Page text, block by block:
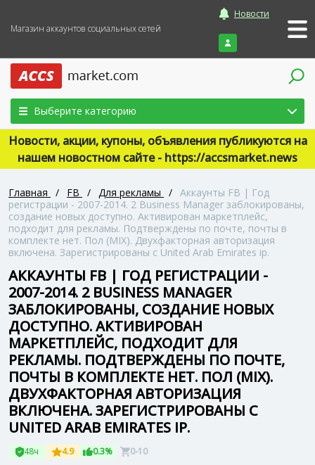
Магазин аккаунтов социальных сетей
Новости
Войти
Выберите категорию
Новости, акции, купоны, объявления публикуются на
нашем новостном сайте - https://accsmarket.news
Главная / FB / Для рекламы / Аккаунты FB | Год
регистрации - 2007-2014. 2 Business Manager заблокированы,
создание новых доступно. Активирован маркетплейс,
подходит для рекламы. Подтверждены по почте, почты в
комплекте нет. Пол (MIX). Двухфакторная авторизация
включена. Зарегистрированы с United Arab Emirates ip.
АККАУНТЫ FB | ГОД РЕГИСТРАЦИИ -
2007-2014. 2 BUSINESS MANAGER
ЗАБЛОКИРОВАНЫ, СОЗДАНИЕ НОВЫХ
ДОСТУПНО. АКТИВИРОВАН
МАРКЕТПЛЕЙС, ПОДХОДИТ ДЛЯ
РЕКЛАМЫ. ПОДТВЕРЖДЕНЫ ПО ПОЧТЕ,
ПОЧТЫ В КОМПЛЕКТЕ НЕТ. ПОЛ (MIX).
ДВУХФАКТОРНАЯ АВТОРИЗАЦИЯ
ВКЛЮЧЕНА. ЗАРЕГИСТРИРОВАНЫ С
UNITED ARAB EMIRATES IP.
48ч 4.9 0.3% 0-10